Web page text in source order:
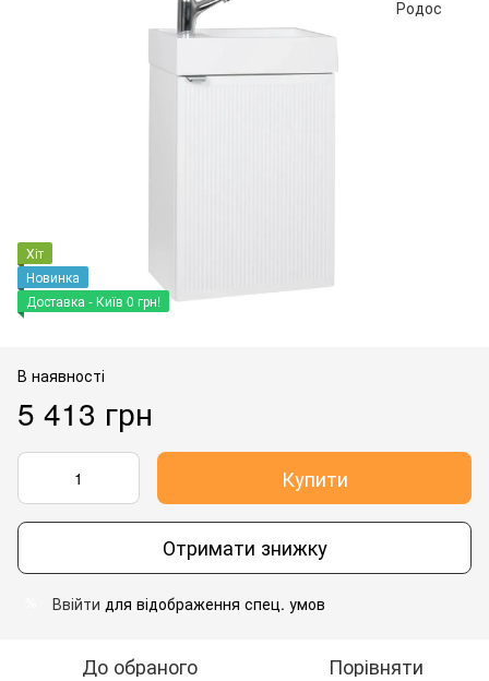
Хіт
Новинка
Доставка - Київ 0 грн!
В наявності
5 413 грн
Купити
Отримати знижку
Ввійти для відображення спец. умов
До обраного Порівняти